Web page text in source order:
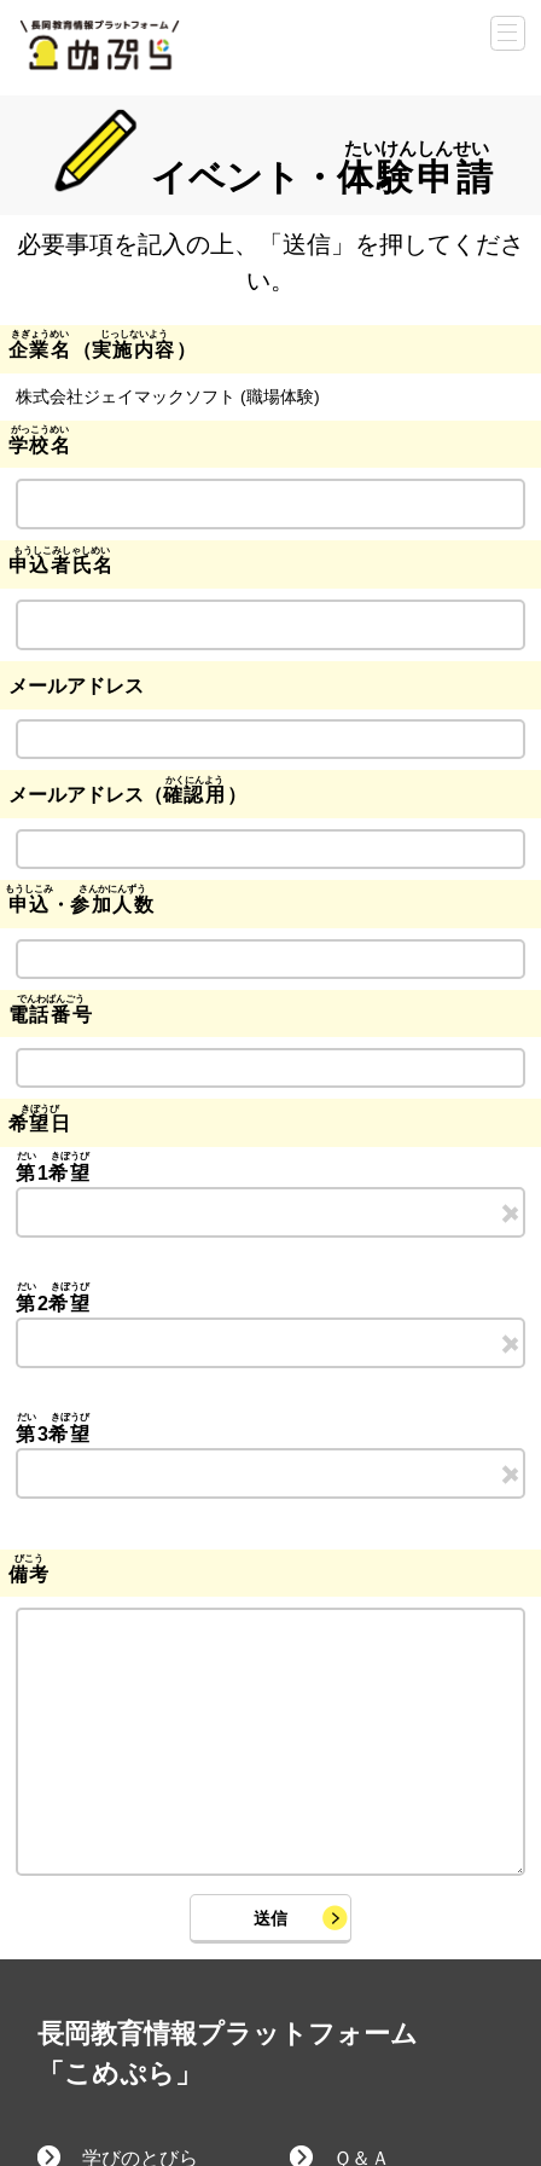
イベント・体験申請
必要事項を記入の上、「送信」を押してくださ
い。
企業名 （実施内容 ）
株式会社ジェイマックソフト (職場体験)
学校名
申込者氏名
メールアドレス
メールアドレス（確認用 ）
申込 ・ 参加人数
電話番号
希望日
第1希望
第2希望
第3希望
備考
送信
長岡教育情報プラットフォーム
「こめぷら」
学びのとびら Ｑ＆Ａ